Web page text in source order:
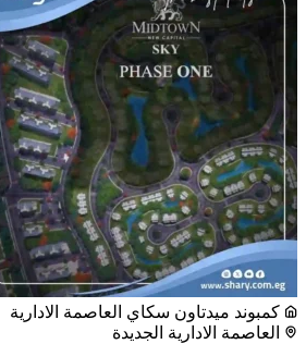
كمبوند ميدتاون سكاي العاصمة الادارية
العاصمة الادارية الجديدة